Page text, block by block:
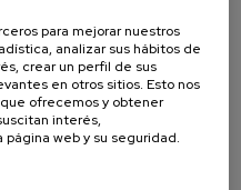
para mejorar nuestros
analizar sus hábitos de
crear un perfil de sus
en otros sitios. Esto nos
ofrecemos y obtener
interés,
web y su seguridad.